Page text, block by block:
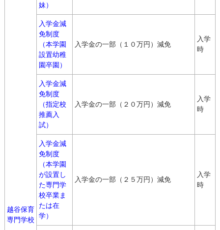
越谷保育
専門学校
妹）
入学金減
免制度
（本学園
設置幼稚
園卒園）
入学金の一部（１０万円）減免
入学
時
入学金減
免制度
（指定校
推薦入
試）
入学金の一部（２０万円）減免
入学
時
入学金減
免制度
（本学園
が設置し
た専門学
校卒業ま
たは在
学）
入学金の一部（２５万円）減免
入学
時